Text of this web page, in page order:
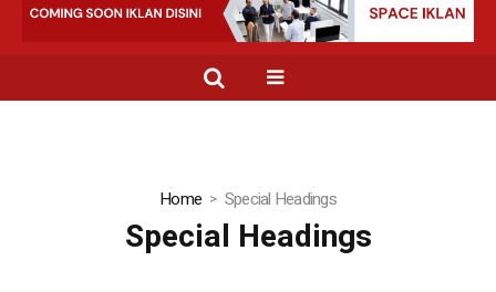
Home Special Headings
Special Headings